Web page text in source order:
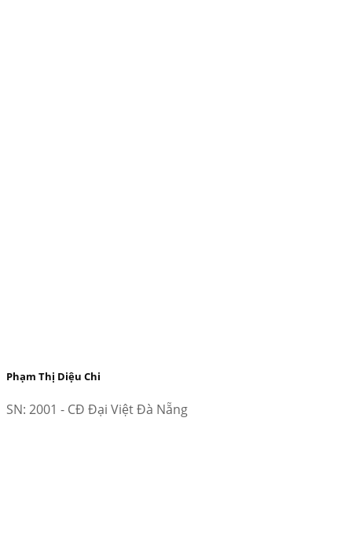
Phạm Thị Diệu Chi
SN: 2001 - CĐ Đại Việt Đà Nẵng